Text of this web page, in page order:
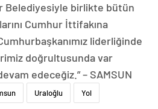
Belediyesiyle birlikte bütün
Cumhur İttifakına
liderliğinde
doğrultusunda var
edeceğiz.” – SAMSUN
Uraloğlu Yol